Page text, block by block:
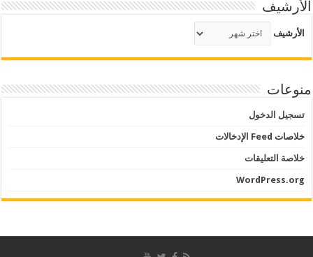
الأرشيف
الأرشيف
منوعات
تسجيل الدخول
خلاصات Feed الإدخالات
خلاصة التعليقات
WordPress.org